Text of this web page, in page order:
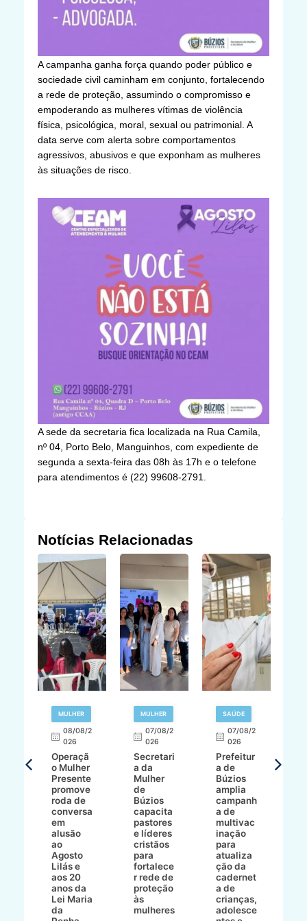
A campanha ganha força quando poder público e
sociedade civil caminham em conjunto, fortalecendo
a rede de proteção, assumindo o compromisso e
empoderando as mulheres vítimas de violência
física, psicológica, moral, sexual ou patrimonial. A
data serve com alerta sobre comportamentos
agressivos, abusivos e que exponham as mulheres
às situações de risco.
A sede da secretaria fica localizada na Rua Camila,
nº 04, Porto Belo, Manguinhos, com expediente de
segunda a sexta-feira das 08h às 17h e o telefone
para atendimentos é (22) 99608-2791.
Notícias Relacionadas
MULHER
08/08/2
026
Operaçã
o Mulher
Presente
promove
roda de
conversa
em
alusão
ao
Agosto
Lilás e
aos 20
anos da
Lei Maria
da
MULHER
07/08/2
026
Secretari
a da
Mulher
de
Búzios
capacita
pastores
e líderes
cristãos
para
fortalece
r rede de
proteção
às
mulheres
SAÚDE
07/08/2
026
Prefeitur
a de
Búzios
amplia
campanh
a de
multivac
inação
para
atualiza
ção da
cadernet
a de
crianças,
adolesce